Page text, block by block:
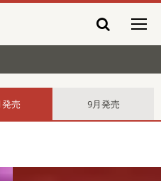
売 9月発売